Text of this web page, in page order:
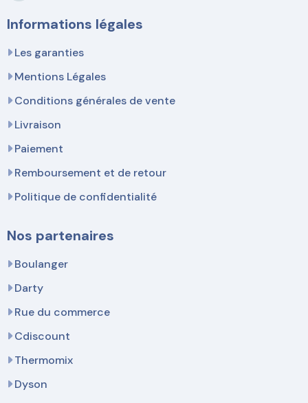
Informations légales
Les garanties
Mentions Légales
Conditions générales de vente
Livraison
Paiement
Remboursement et de retour
Politique de confidentialité
Nos partenaires
Boulanger
Darty
Rue du commerce
Cdiscount
Thermomix
Dyson